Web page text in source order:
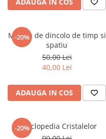
Sport
Terapii Alternative
AudioBook
Beletristica
Carti erotice
Adult
-20%
Mesaje de dincolo de timp si
spatiu
50,00 Lei
40,00 Lei
ADAUGA IN COS
-20%
Enciclopedia Cristalelor